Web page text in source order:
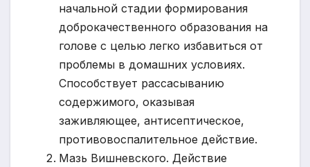
начальной стадии формирования
доброкачественного образования на
голове с целью легко избавиться от
проблемы в домашних условиях.
Способствует рассасыванию
содержимого, оказывая
заживляющее, антисептическое,
противовоспалительное действие.
Мазь Вишневского. Действие